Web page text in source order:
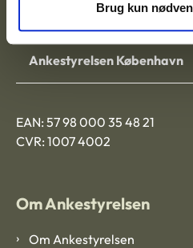
Brug kun
Ankestyrelsen Aalborg
Ankestyrelsen København
EAN: 57 98 000 35 48 21
CVR: 1007 4002
Om Ankestyrelsen
Om Ankestyrelsen